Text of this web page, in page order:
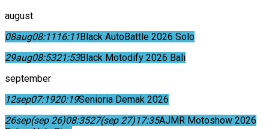
august
08aug08:1116:11Black AutoBattle 2026 Solo
29aug08:5321:53Black Motodify 2026 Bali
september
12sep07:1920:19Senioria Demak 2026
26sep(sep 26)08:3527(sep 27)17:35AJMR Motoshow 2026